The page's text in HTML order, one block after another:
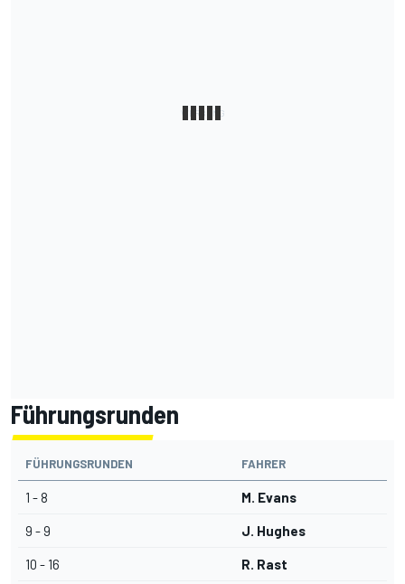
Führungsrunden
FÜHRUNGSRUNDEN FAHRER
1 - 8 M. Evans
9 - 9 J. Hughes
10 - 16 R. Rast